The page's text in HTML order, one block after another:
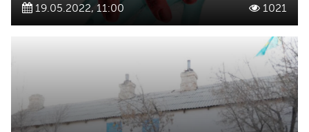
19.05.2022, 11:00 1021